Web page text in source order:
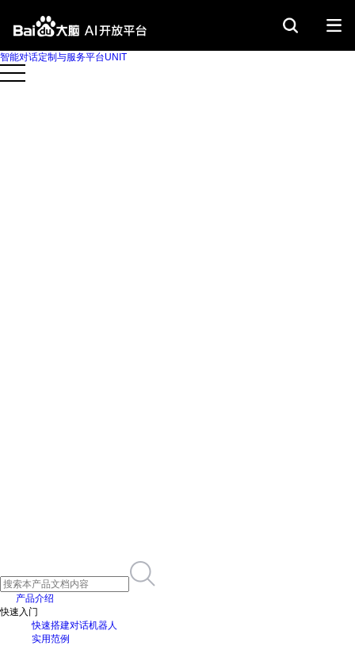
智能对话定制与服务平台UNIT
产品介绍
快速入门
快速搭建对话机器人
实用范例